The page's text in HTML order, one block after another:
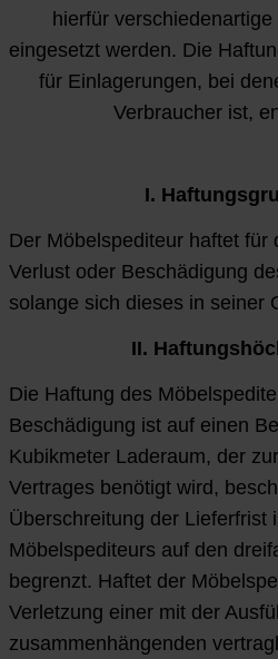
hierfür
eingesetzt werden. Die
für Einlagerungen, bei
Verbraucher ist,
I.
Der Möbelspediteur haftet für
Verlust oder Beschädigung
solange sich dieses in seiner
II.
Die Haftung des
Beschädigung ist auf einen
Kubikmeter Laderaum, der
Vertrages benötigt wird,
Überschreitung der Lieferfrist
Möbelspediteurs auf den
begrenzt. Haftet der
Verletzung einer mit der
zusammenhängenden